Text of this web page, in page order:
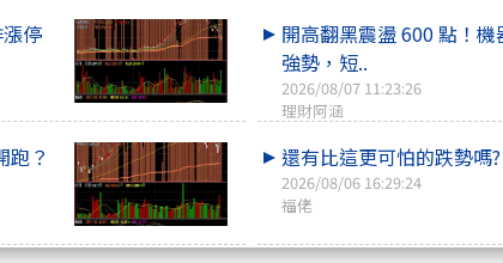
漲停
跑？
開高翻黑震盪 600 點！
強勢，短..
2026/08/07 11:23:26
理財阿涵
還有比這更可怕的跌勢嗎?
2026/08/06 16:29:24
福佬